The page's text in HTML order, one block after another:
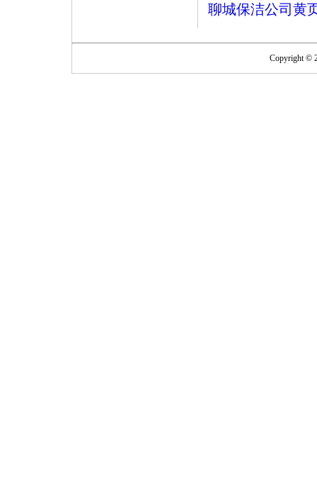
聊城保洁公司黄
Copyright ©